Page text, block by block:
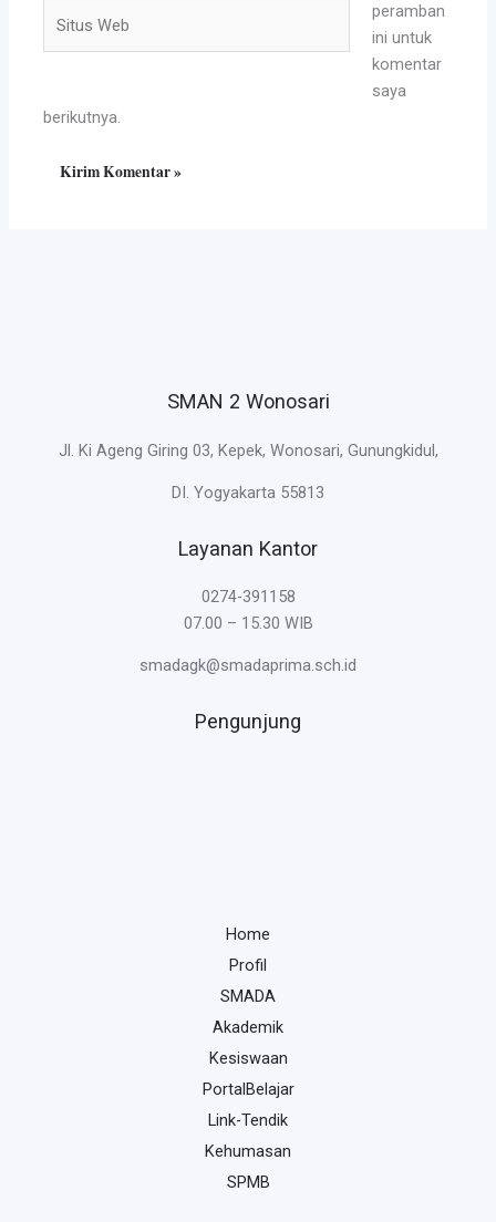
peramban
ini untuk
komentar
saya
berikutnya.
SMAN 2 Wonosari
Jl. Ki Ageng Giring 03, Kepek, Wonosari, Gunungkidul,
DI. Yogyakarta 55813
Layanan Kantor
0274-391158
07.00 – 15.30 WIB
smadagk@smadaprima.sch.id
Pengunjung
Home
Profil
SMADA
Akademik
Kesiswaan
PortalBelajar
Link-Tendik
Kehumasan
SPMB